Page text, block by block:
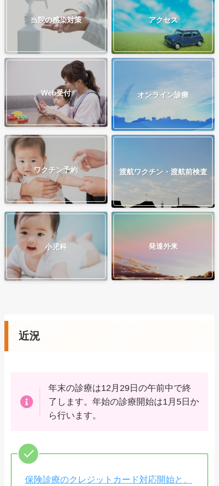
当院の感染対策 アクセス
Web受付 オンライン診療
ワクチン予約 渡航ワクチン・渡航前検査
小児科 発達外来
近況
年末の診療は12月29日の午前中で終
了します。年始の診療開始は1月5日か
ら行います。
保険診療のクレジットカード対応開始と、